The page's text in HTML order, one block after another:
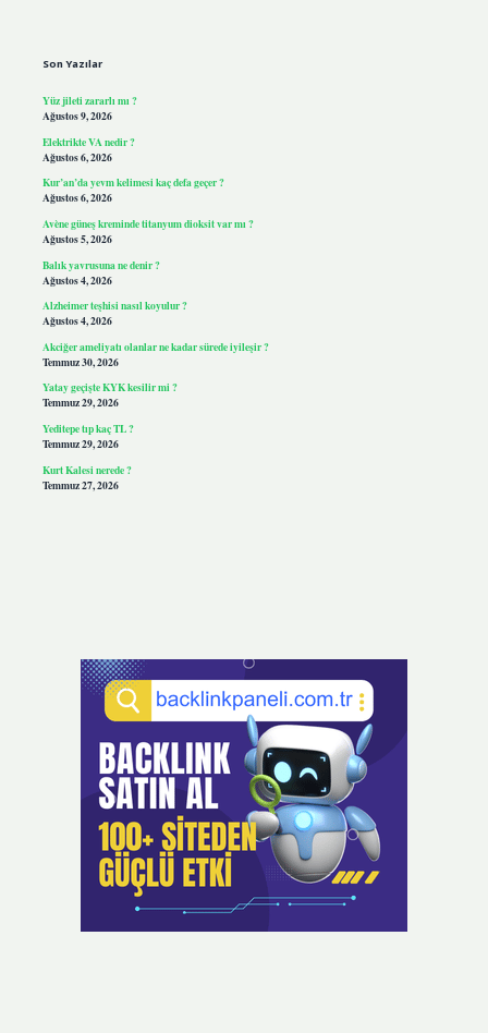
Son Yazılar
Yüz jileti zararlı mı ?
Ağustos 9, 2026
Elektrikte VA nedir ?
Ağustos 6, 2026
Kur’an’da yevm kelimesi kaç defa geçer ?
Ağustos 6, 2026
Avène güneş kreminde titanyum dioksit var mı ?
Ağustos 5, 2026
Balık yavrusuna ne denir ?
Ağustos 4, 2026
Alzheimer teşhisi nasıl koyulur ?
Ağustos 4, 2026
Akciğer ameliyatı olanlar ne kadar sürede iyileşir ?
Temmuz 30, 2026
Yatay geçişte KYK kesilir mi ?
Temmuz 29, 2026
Yeditepe tıp kaç TL ?
Temmuz 29, 2026
Kurt Kalesi nerede ?
Temmuz 27, 2026